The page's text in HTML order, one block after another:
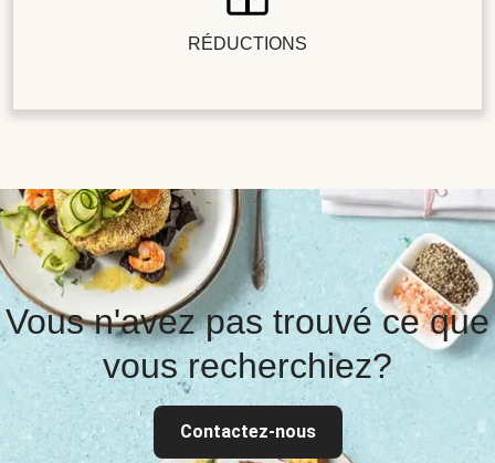
RÉDUCTIONS
Vous n'avez pas trouvé ce que
vous recherchiez?
Contactez-nous